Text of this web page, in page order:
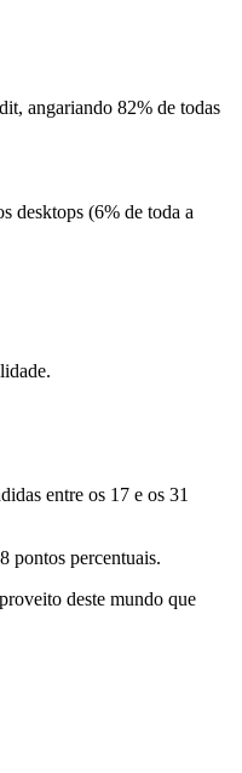
angariando 82% de todas
desktops (6% de toda a
entre os 17 e os 31
pontos percentuais.
deste mundo que